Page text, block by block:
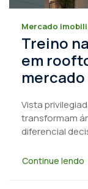
Mercado
Treino
em
Vista
transformam
diferencial
Continue lendo